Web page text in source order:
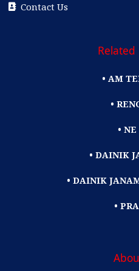
Contact Us
Related
• AM
•
•
• DAINIK
• DAINIK
•